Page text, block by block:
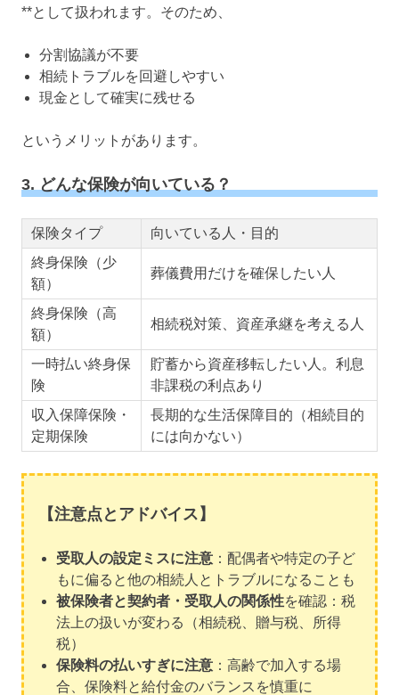
**として扱われます。そのため、
分割協議が不要
相続トラブルを回避しやすい
現金として確実に残せる
というメリットがあります。
3. どんな保険が向いている？
保険タイプ
向いている人・目的
終身保険（少
額）
葬儀費用だけを確保したい人
終身保険（高
額）
相続税対策、資産承継を考える人
一時払い終身保
険
貯蓄から資産移転したい人。利息
非課税の利点あり
収入保障保険・
定期保険
長期的な生活保障目的（相続目的
には向かない）
【注意点とアドバイス】
受取人の設定ミスに注意 ：配偶者や特定の子ど
もに偏ると他の相続人とトラブルになることも
被保険者と契約者・受取人の関係性を確認：税
法上の扱いが変わる（相続税、贈与税、所得
税）
保険料の払いすぎに注意 ：高齢で加入する場
合、保険料と給付金のバランスを慎重に